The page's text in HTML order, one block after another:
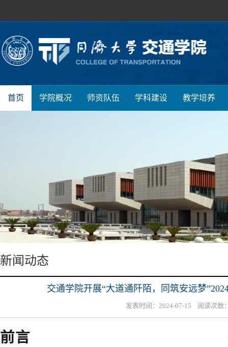
首页 学院概况 师资队伍 学科建设 教学培养
新闻动态
交通学院开展“大道通阡陌，同筑安远梦
发表时间：2024-07-15 阅读次数
前言